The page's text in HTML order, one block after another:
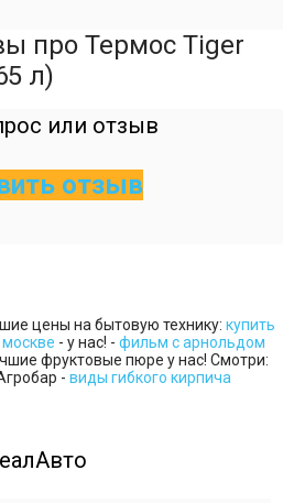
про Термос Tiger
л)
или отзыв
отзыв
цены на бытовую технику: купить
- у нас! - фильм с арнольдом
фруктовые пюре у нас! Смотри:
- виды гибкого кирпича